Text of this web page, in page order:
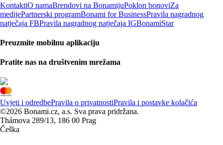
KontaktiO namaBrendovi na BonamijuPoklon bonoviZa
medijePartnerski programBonami for BusinessPravila nagradnog
natječaja FBPravila nagradnog natječaja IGBonamiStar
Preuzmite mobilnu aplikaciju
Pratite nas na društvenim mrežama
Uvjeti i odredbePravila o privatnostiPravila i postavke kolačića
©2026 Bonami.cz, a.s. Sva prava pridržana.
Thámova 289/13, 186 00 Prag
Češka